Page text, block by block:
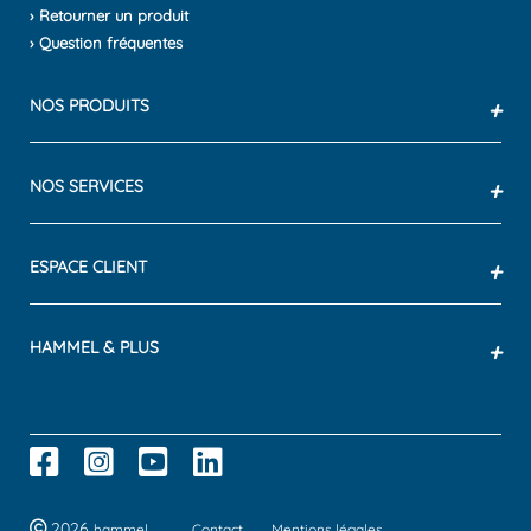
› Retourner un produit
› Question fréquentes
NOS PRODUITS +
NOS SERVICES +
ESPACE CLIENT +
HAMMEL & PLUS +